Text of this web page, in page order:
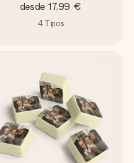
desde 17,99 €
4Tipos